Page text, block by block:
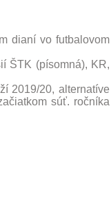
dianí vo futbalovom
ŠTK (písomná), KR,
2019/20, alternatíve
súť. ročníka